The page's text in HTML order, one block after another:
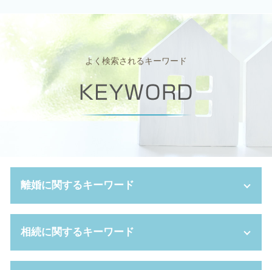
よく検索されるキーワード
離婚に関するキーワード
dv 夫 離婚
調停 費用
相続に関するキーワード